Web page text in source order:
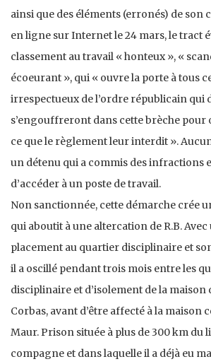
ainsi que des éléments (erronés) de son
en ligne sur Internet le 24 mars, le tract
classement au travail « honteux », «
écoeurant », qui « ouvre la porte à tous
irrespectueux de l’ordre républicain qui
s’engouffreront dans cette brèche
ce que le règlement leur interdit ».
un détenu qui a commis des infractions
d’accéder à un poste de travail.
Non sanctionnée, cette démarche crée
qui aboutit à une altercation de R.B.
placement au quartier disciplinaire et
il a oscillé pendant trois mois entre les
disciplinaire et d’isolement de la maison
Corbas, avant d’être affecté à la maison
Maur. Prison située à plus de 300 km du
compagne et dans laquelle il a déjà eu